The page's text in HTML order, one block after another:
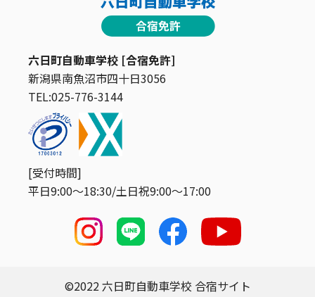
六日町自動車学校 [合宿免許]
新潟県南魚沼市四十日3056
TEL:025-776-3144
[受付時間]
平日9:00〜18:30/土日祝9:00〜17:00
©2022 六日町自動車学校 合宿サイト